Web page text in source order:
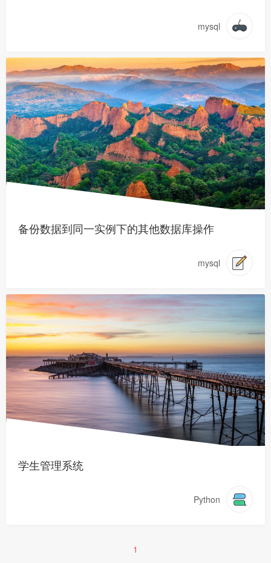
mysql
备份数据到同一实例下的其他数据库操作
mysql
学生管理系统
Python
1